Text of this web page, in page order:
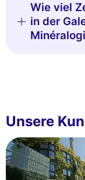
Wie viel
in der
Unsere